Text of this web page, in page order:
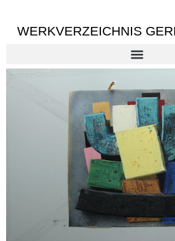
WERKVERZEICHNIS